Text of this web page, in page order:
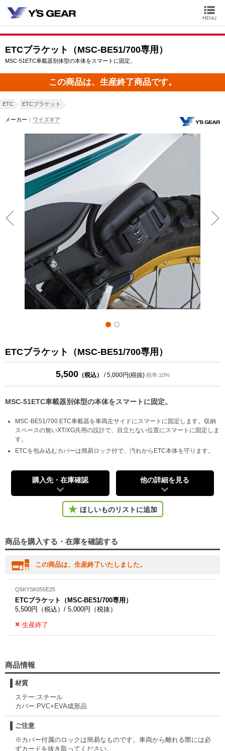
ETCブラケット（MSC-BE51/700専用）
MSC-51ETC車載器別体型の本体をスマートに固定。
この商品は、生産終了商品です。
ETC ETCブラケット
メーカー： ワイズギア
ETCブラケット（MSC-BE51/700専用）
5,500（税込） / 5,000円(税抜) 税率:10%
MSC-51ETC車載器別体型の本体をスマートに固定。
MSC-BE51/700 ETC車載器を車両左サイドにスマートに固定します。収納
スペースの無いXT/XG共用の設計で、目立たない位置にスマートに固定しま
す。
ETCを包み込むカバーは簡易ロック付で、汚れからETC本体を守ります。
購入先・在庫確認 他の詳細を見る
ほしいものリストに追加
商品を購入する・在庫を確認する
この商品は、生産終了いたしました。
Q5KYSK055E25
ETCブラケット（MSC-BE51/700専用）
5,500円（税込）/ 5,000円（税抜）
生産終了
商品情報
材質
ステー:スチール
カバー:PVC+EVA成形品
ご注意
※カバー付属のロックは簡易なものです。車両から離れる際には必
ずカードを抜き取ってください。